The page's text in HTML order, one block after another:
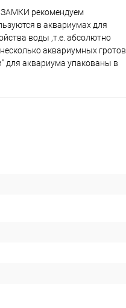
ЗАМКИ рекомендуем
в аквариумах для
воды ,т.е. абсолютно
аквариумных гротов
для аквариума упакованы в